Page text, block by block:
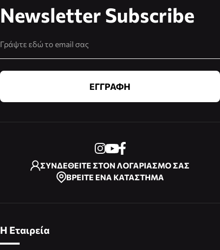
Newsletter Subscribe
ΕΓΓΡΑΦΗ
ΣΥΝΔΕΘΕΙΤΕ ΣΤΟΝ ΛΟΓΑΡΙΑΣΜΟ ΣΑΣ
ΒΡΕΙΤΕ ΕΝΑ ΚΑΤΑΣΤΗΜΑ
Η Εταιρεία